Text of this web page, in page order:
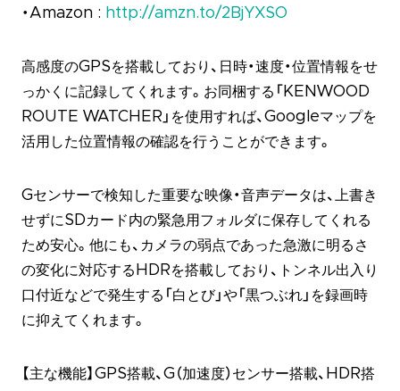
・Amazon : http://amzn.to/2BjYXSO
高感度のGPSを搭載しており、日時・速度・位置情報をせ
っかくに記録してくれます。お同梱する「KENWOOD
ROUTE WATCHER」を使用すれば、Googleマップを
活用した位置情報の確認を行うことができます。
Gセンサーで検知した重要な映像・音声データは、上書き
せずにSDカード内の緊急用フォルダに保存してくれる
ため安心。他にも、カメラの弱点であった急激に明るさ
の変化に対応するHDRを搭載しており、トンネル出入り
口付近などで発生する「白とび」や「黒つぶれ」を録画時
に抑えてくれます。
【主な機能】GPS搭載、G（加速度）センサー搭載、HDR搭